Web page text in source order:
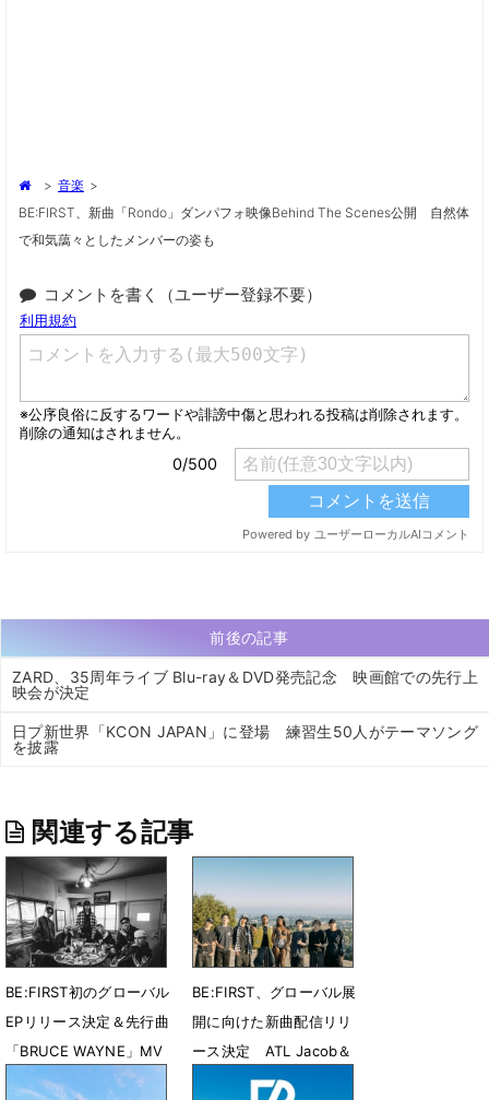
> 音楽 >
BE:FIRST、新曲「Rondo」ダンパフォ映像Behind The Scenes公開 自然体
で和気藹々としたメンバーの姿も
コメントを書く（ユーザー登録不要）
前後の記事
ZARD、35周年ライブ Blu-ray＆DVD発売記念 映画館での先行上
映会が決定
日プ新世界「KCON JAPAN」に登場 練習生50人がテーマソング
を披露
関連する記事
BE:FIRST初のグローバル
EPリリース決定＆先行曲
「BRUCE WAYNE」MV
BE:FIRST、グローバル展
開に向けた新曲配信リリ
ース決定 ATL Jacob＆
Flo Milliとコラボ